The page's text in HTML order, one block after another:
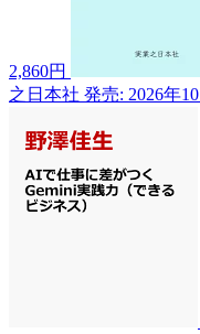
2,860円
之日本社 発売: 2026年